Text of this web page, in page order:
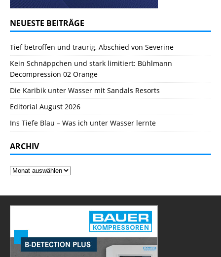
NEUESTE BEITRÄGE
Tief betroffen und traurig, Abschied von Severine
Kein Schnäppchen und stark limitiert: Bühlmann
Decompression 02 Orange
Die Karibik unter Wasser mit Sandals Resorts
Editorial August 2026
Ins Tiefe Blau – Was ich unter Wasser lernte
ARCHIV